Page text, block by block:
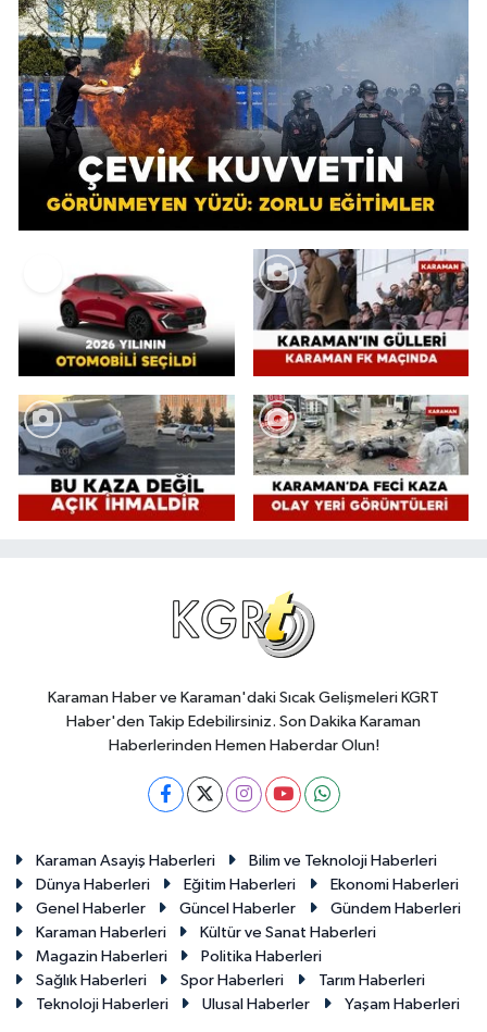
Karaman Haber ve Karaman'daki Sıcak Gelişmeleri KGRT
Haber'den Takip Edebilirsiniz. Son Dakika Karaman
Haberlerinden Hemen Haberdar Olun!
Karaman Asayiş Haberleri
Bilim ve Teknoloji Haberleri
Dünya Haberleri
Eğitim Haberleri
Ekonomi Haberleri
Genel Haberler
Güncel Haberler
Gündem Haberleri
Karaman Haberleri
Kültür ve Sanat Haberleri
Magazin Haberleri
Politika Haberleri
Sağlık Haberleri
Spor Haberleri
Tarım Haberleri
Teknoloji Haberleri
Ulusal Haberler Yaşam Haberleri